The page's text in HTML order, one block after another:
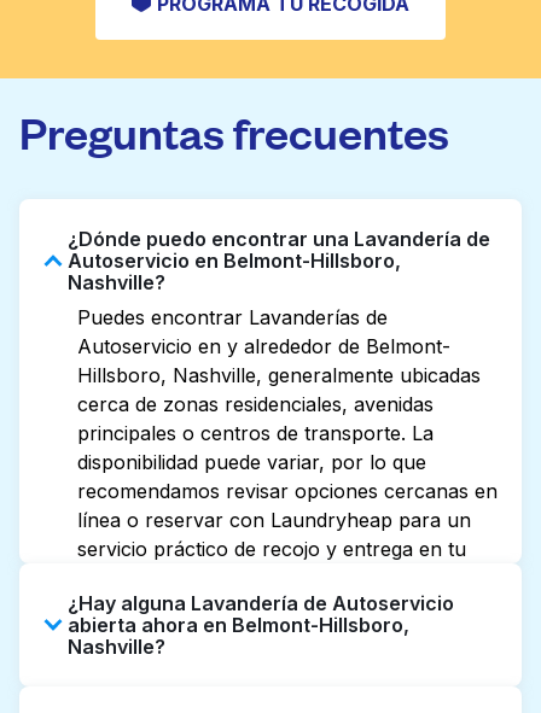
Preguntas frecuentes
¿Dónde puedo encontrar una Lavandería de
Autoservicio en Belmont-Hillsboro,
Nashville?
Puedes encontrar Lavanderías de
Autoservicio en y alrededor de Belmont-
Hillsboro, Nashville, generalmente ubicadas
cerca de zonas residenciales, avenidas
principales o centros de transporte. La
disponibilidad puede variar, por lo que
recomendamos revisar opciones cercanas en
línea o reservar con Laundryheap para un
servicio práctico de recojo y entrega en tu
¿Hay alguna Lavandería de Autoservicio
abierta ahora en Belmont-Hillsboro,
Nashville?